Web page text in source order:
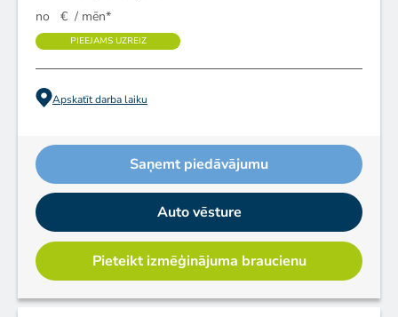
no
€ / mēn*
PIEEJAMS UZREIZ
Apskatīt darba laiku
Saņemt piedāvājumu
Auto vēsture
Pieteikt izmēģinājuma braucienu